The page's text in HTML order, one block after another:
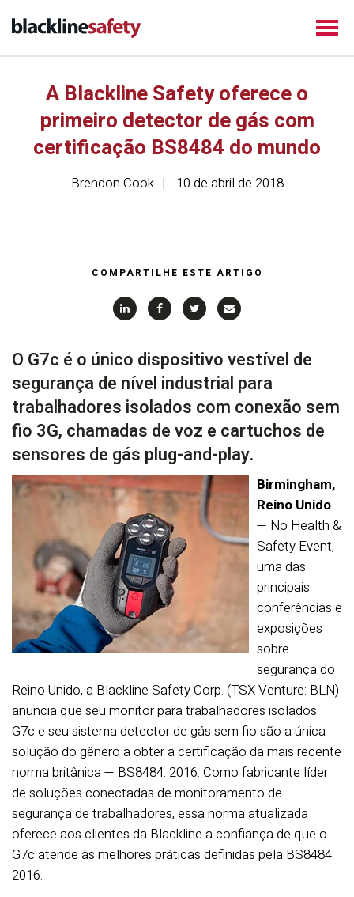
A Blackline Safety oferece o
primeiro detector de gás com
certificação BS8484 do mundo
Brendon Cook 10 de abril de 2018
COMPARTILHE ESTE ARTIGO
O G7c é o único dispositivo vestível de
segurança de nível industrial para
trabalhadores isolados com conexão sem
fio 3G, chamadas de voz e cartuchos de
sensores de gás plug-and-play.
Birmingham,
Reino Unido
— No Health &
Safety Event,
uma das
principais
conferências e
exposições
sobre
segurança do
Reino Unido, a Blackline Safety Corp. (TSX Venture: BLN)
anuncia que seu monitor para trabalhadores isolados
G7c e seu sistema detector de gás sem fio são a única
solução do gênero a obter a certificação da mais recente
norma britânica — BS8484: 2016. Como fabricante líder
de soluções conectadas de monitoramento de
segurança de trabalhadores, essa norma atualizada
oferece aos clientes da Blackline a confiança de que o
G7c atende às melhores práticas definidas pela BS8484:
2016.